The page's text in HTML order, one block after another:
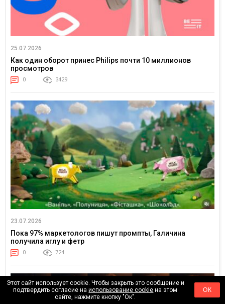
25.07.2026
Как один оборот принес Philips почти 10 миллионов
просмотров
0 3429
23.07.2026
Пока 97% маркетологов пишут промпты, Галичина
получила иглу и фетр
0 724
Этот сайт использует cookie. Чтобы закрыть это сообщение и
подтвердить согласие наиспользование cookie на этом
сайте, нажмите кнопку "Ок".
ОК